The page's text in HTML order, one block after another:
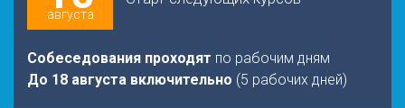
августа
Собеседования проходят по рабочим дням
До 18 августа включительно (5 рабочих дней)